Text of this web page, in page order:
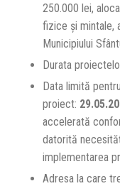
250.000 lei,
fizice și mintale,
Municipiului
Durata
Data limită
proiect: 29.
accelerată
datorită
implementarea
Adresa la care